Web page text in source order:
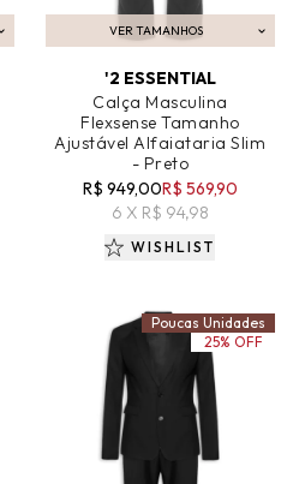
VER TAMANHOS
ADICIONAR AO CARRINHO
'2 ESSENTIAL
Calça Masculina
Flexsense Tamanho
Ajustável Alfaiataria Slim
- Preto
R$ 949,00R$ 569,90
6 X R$ 94,98
WISHLIST
Poucas Unidades
25% OFF